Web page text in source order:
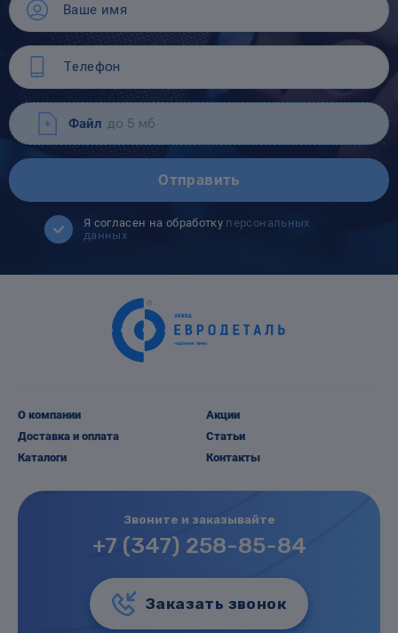
Файл до 5 мб
Отправить
Я согласен на обработку персональных
данных
О компании
Доставка и оплата
Каталоги
Акции
Статьи
Контакты
Звоните и заказывайте
+7 (347) 258-85-84
Заказать звонок